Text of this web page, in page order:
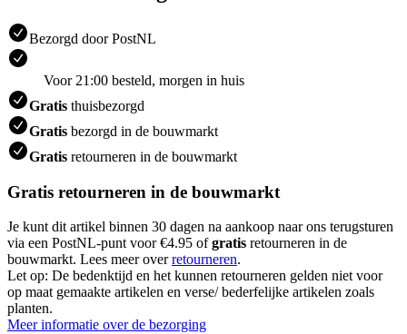
Bezorgd door PostNL
Voor 21:00 besteld, morgen in huis
Gratis thuisbezorgd
Gratis bezorgd in de bouwmarkt
Gratis retourneren in de bouwmarkt
Gratis retourneren in de bouwmarkt
Je kunt dit artikel binnen 30 dagen na aankoop naar ons terugsturen
via een PostNL-punt voor €4.95 ofgratis retourneren in de
bouwmarkt. Lees meer overretourneren.
Let op: De bedenktijd en het kunnen retourneren gelden niet voor
op maat gemaakte artikelen en verse/ bederfelijke artikelen zoals
planten.
Meer informatie over de bezorging